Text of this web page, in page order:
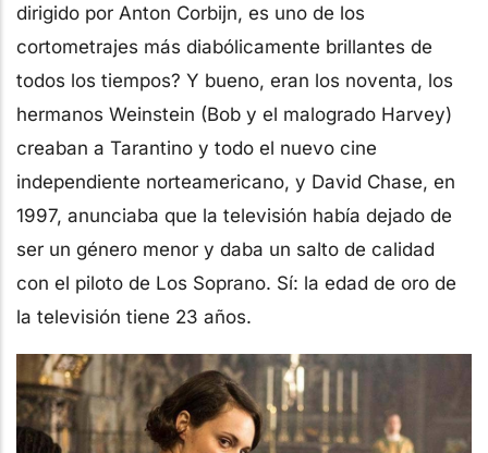
dirigido por Anton Corbijn, es uno de los
cortometrajes más diabólicamente brillantes de
todos los tiempos? Y bueno, eran los noventa, los
hermanos Weinstein (Bob y el malogrado Harvey)
creaban a Tarantino y todo el nuevo cine
independiente norteamericano, y David Chase, en
1997, anunciaba que la televisión había dejado de
ser un género menor y daba un salto de calidad
con el piloto de Los Soprano. Sí: la edad de oro de
la televisión tiene 23 años.